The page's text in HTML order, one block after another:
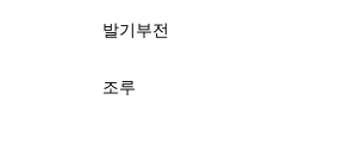
발기부전
조루